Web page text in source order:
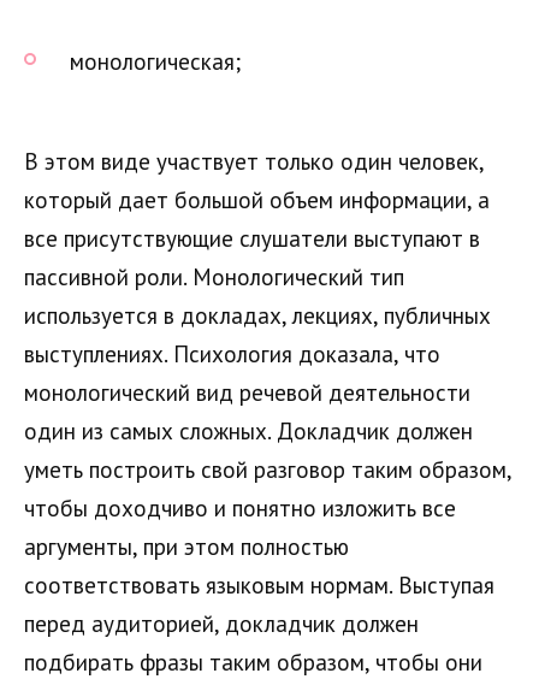
монологическая;
В этом виде участвует только один человек,
который дает большой объем информации, а
все присутствующие слушатели выступают в
пассивной роли. Монологический тип
используется в докладах, лекциях, публичных
выступлениях. Психология доказала, что
монологический вид речевой деятельности
один из самых сложных. Докладчик должен
уметь построить свой разговор таким образом,
чтобы доходчиво и понятно изложить все
аргументы, при этом полностью
соответствовать языковым нормам. Выступая
перед аудиторией, докладчик должен
подбирать фразы таким образом, чтобы они